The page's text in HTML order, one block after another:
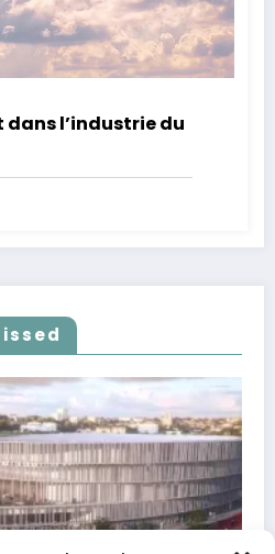
l’industrie du
Non